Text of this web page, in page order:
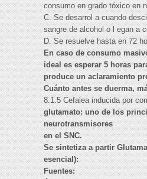
consumo en grado tóxico en
C. Se desarrol a cuando
sangre de alcohol o l egan a
D. Se resuelve hasta en 72
En caso de consumo
ideal es esperar 5 horas
produce un aclaramiento
Cuánto antes se duerma,
8.1.5 Cefalea inducida por
glutamato: uno de los
neurotransmisores
en el SNC.
Se sintetiza a partir
esencial):
Fuentes: